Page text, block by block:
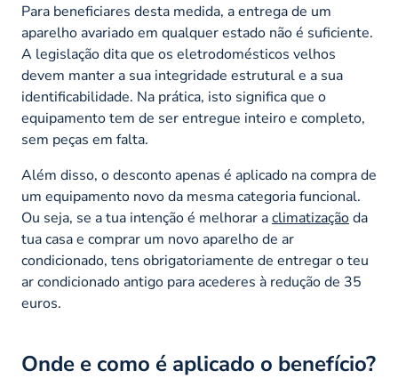
Para beneficiares desta medida, a entrega de um
aparelho avariado em qualquer estado não é suficiente.
A legislação dita que os eletrodomésticos velhos
devem manter a sua integridade estrutural e a sua
identificabilidade. Na prática, isto significa que o
equipamento tem de ser entregue inteiro e completo,
sem peças em falta.
Além disso, o desconto apenas é aplicado na compra de
um equipamento novo da mesma categoria funcional.
Ou seja, se a tua intenção é melhorar aclimatizaçãoda
tua casa e comprar um novo aparelho de ar
condicionado, tens obrigatoriamente de entregar o teu
ar condicionado antigo para acederes à redução de 35
euros.
Onde e como é aplicado o benefício?